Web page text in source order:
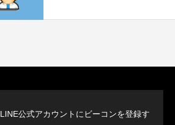
LINE公式アカウントにビーコンを登録す